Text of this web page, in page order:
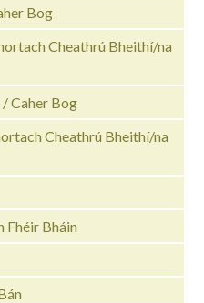
Bog
Cheathrú Bheithí/na
Caher Bog
Cheathrú Bheithí/na
Fhéir Bháin